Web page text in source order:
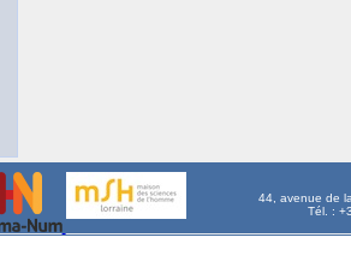
44, avenue de
Tél. :